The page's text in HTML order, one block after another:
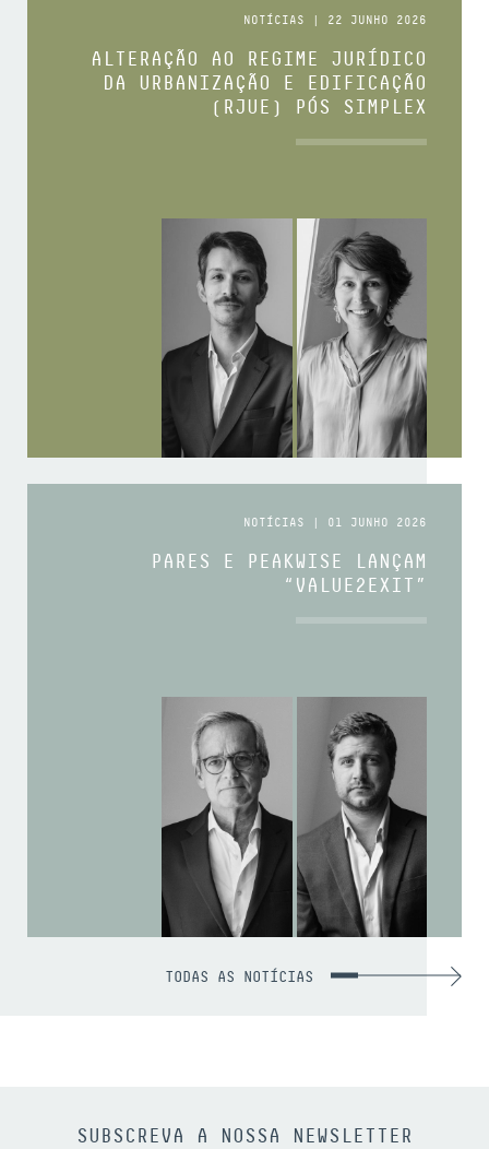
NOTÍCIAS | 22 JUNHO 2026
ALTERAÇÃO AO REGIME JURÍDICO
DA URBANIZAÇÃO E EDIFICAÇÃO
(RJUE) PÓS SIMPLEX
NOTÍCIAS | 01 JUNHO 2026
PARES E PEAKWISE LANÇAM
“VALUE2EXIT”
TODAS AS NOTÍCIAS
SUBSCREVA A NOSSA NEWSLETTER